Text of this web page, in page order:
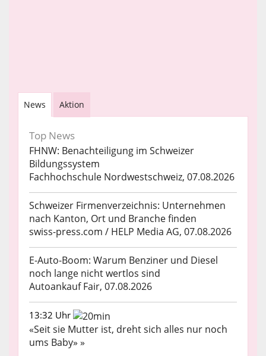
News Aktion
Top News
FHNW: Benachteiligung im Schweizer
Bildungssystem
Fachhochschule Nordwestschweiz, 07.08.2026
Schweizer Firmenverzeichnis: Unternehmen
nach Kanton, Ort und Branche finden
swiss-press.com / HELP Media AG, 07.08.2026
E-Auto-Boom: Warum Benziner und Diesel
noch lange nicht wertlos sind
Autoankauf Fair, 07.08.2026
13:32 Uhr
«Seit sie Mutter ist, dreht sich alles nur noch
ums Baby» »